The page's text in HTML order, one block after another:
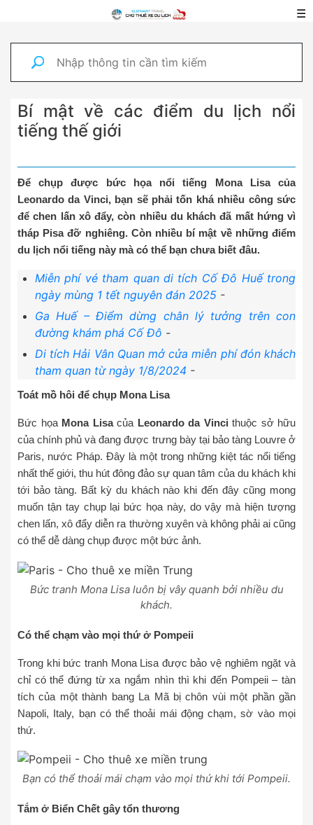
☰
Bí mật về các điểm du lịch nổi
tiếng thế giới
Để chụp được bức họa nổi tiếng Mona Lisa của
Leonardo da Vinci, bạn sẽ phải tốn khá nhiều công sức
để chen lấn xô đẩy, còn nhiều du khách đã mất hứng vì
tháp Pisa đỡ nghiêng. Còn nhiều bí mật về những điểm
du lịch nổi tiếng này mà có thể bạn chưa biết đâu.
Miễn phí vé tham quan di tích Cố Đô Huế trong
ngày mùng 1 tết nguyên đán 2025 -
Ga Huế – Điểm dừng chân lý tưởng trên con
đường khám phá Cố Đô -
Di tích Hải Vân Quan mở cửa miễn phí đón khách
tham quan từ ngày 1/8/2024 -
Toát mồ hôi để chụp Mona Lisa
Bức họa Mona Lisacủa Leonardo da Vinci thuộc sở hữu
của chính phủ và đang được trưng bày tại bảo tàng Louvre ở
Paris, nước Pháp. Đây là một trong những kiệt tác nổi tiếng
nhất thế giới, thu hút đông đảo sự quan tâm của du khách khi
tới bảo tàng. Bất kỳ du khách nào khi đến đây cũng mong
muốn tận tay chụp lại bức họa này, do vậy mà hiện tượng
chen lấn, xô đẩy diễn ra thường xuyên và không phải ai cũng
có thể dễ dàng chụp được một bức ảnh.
Bức tranh Mona Lisa luôn bị vây quanh bởi nhiều du
khách.
Có thể chạm vào mọi thứ ở Pompeii
Trong khi bức tranh Mona Lisa được bảo vệ nghiêm ngặt và
chỉ có thể đứng từ xa ngắm nhìn thì khi đến Pompeii – tàn
tích của một thành bang La Mã bị chôn vùi một phần gần
Napoli, Italy, bạn có thể thoải mái động chạm, sờ vào mọi
thứ.
Bạn có thể thoải mái chạm vào mọi thứ khi tới Pompeii.
Tắm ở Biển Chết gây tổn thương